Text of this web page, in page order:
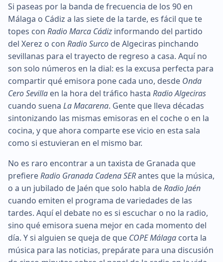
Si paseas por la banda de frecuencia de los 90 en
Málaga o Cádiz a las siete de la tarde, es fácil que te
topes con Radio Marca Cádiz informando del partido
del Xerez o con Radio Surco de Algeciras pinchando
sevillanas para el trayecto de regreso a casa. Aquí no
son solo números en la dial: es la excusa perfecta para
compartir qué emisora pone cada uno, desde Onda
Cero Sevilla en la hora del tráfico hasta Radio Algeciras
cuando suena La Macarena. Gente que lleva décadas
sintonizando las mismas emisoras en el coche o en la
cocina, y que ahora comparte ese vicio en esta sala
como si estuvieran en el mismo bar.
No es raro encontrar a un taxista de Granada que
prefiereRadio Granada Cadena SERantes que la música,
o a un jubilado de Jaén que solo habla deRadio Jaén
cuando emiten el programa de variedades de las
tardes. Aquí el debate no es si escuchar o no la radio,
sino qué emisora suena mejor en cada momento del
día. Y si alguien se queja de que COPE Málaga corta la
música para las noticias, prepárate para una discusión